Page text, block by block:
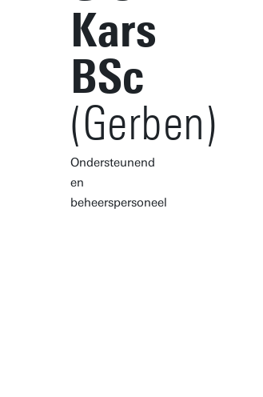
Kars
BSc
(Gerben)
Ondersteunend
en
beheerspersoneel